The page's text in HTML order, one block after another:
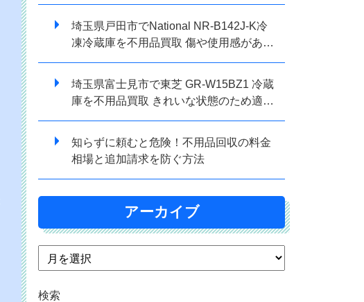
埼玉県戸田市でNational NR-B142J-K冷
凍冷蔵庫を不用品買取 傷や使用感がある
埼玉県富士見市で東芝 GR-W15BZ1 冷蔵
庫を不用品買取 きれいな状態のため適正
知らずに頼むと危険！不用品回収の料金
相場と追加請求を防ぐ方法
アーカイブ
検索